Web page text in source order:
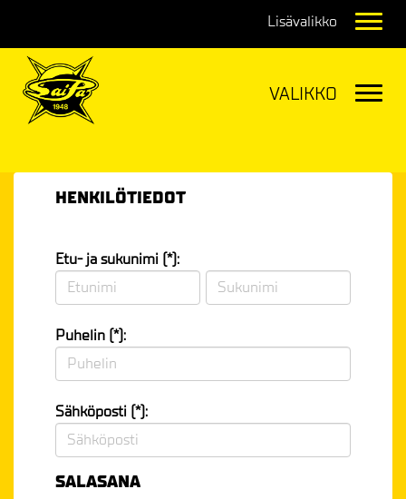
HENKILÖTIEDOT
Etu- ja sukunimi (*):
Puhelin (*):
Sähköposti (*):
SALASANA